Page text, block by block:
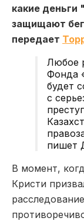
какие деньги
защищают
передает
Любое
Фонда
будет
с
пишет
В момент,
Кристи